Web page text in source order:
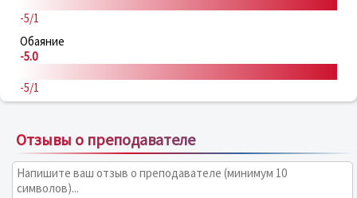
-5/1
Обаяние
-5.0
-5/1
Отзывы о преподавателе